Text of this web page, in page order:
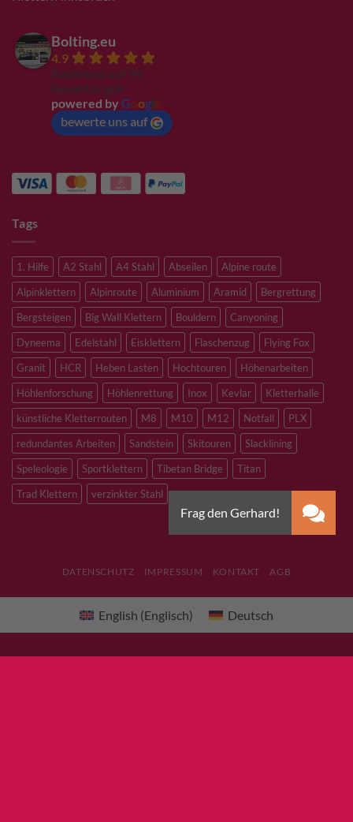
Bolting.eu
4.9
Basierend auf 94
Bewertungen
powered by G ogl
bewerte uns auf
Tags
1. Hilfe A2 Stahl A4 Stahl Abseilen
Alpine route
Alpinklettern
Alpinroute Aluminium Aramid
Bergrettung
Bergsteigen
Big Wall Klettern Bouldern
Canyoning
Dyneema
Edelstahl Eisklettern Flaschenzug
Flying Fox
Granit
HCR Heben Lasten Hochtouren
Höhenarbeiten
Höhlenforschung
Höhlenrettung Inox Kevlar
Kletterhalle
künstliche Kletterrouten
M8 M10 M12 Notfall
PLX
redundantes Arbeiten
Sandstein Skitouren
Slacklining
Speleologie
Sportklettern Tibetan Bridge
Titan
Trad Klettern
verzinkter Stahl
DATENSCHUTZ IMPRESSUM KONTAKT AGB
English (Englisch) Deutsch